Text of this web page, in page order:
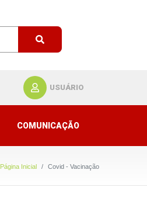
USUÁRIO
COMUNICAÇÃO
Página Inicial Covid - Vacinação